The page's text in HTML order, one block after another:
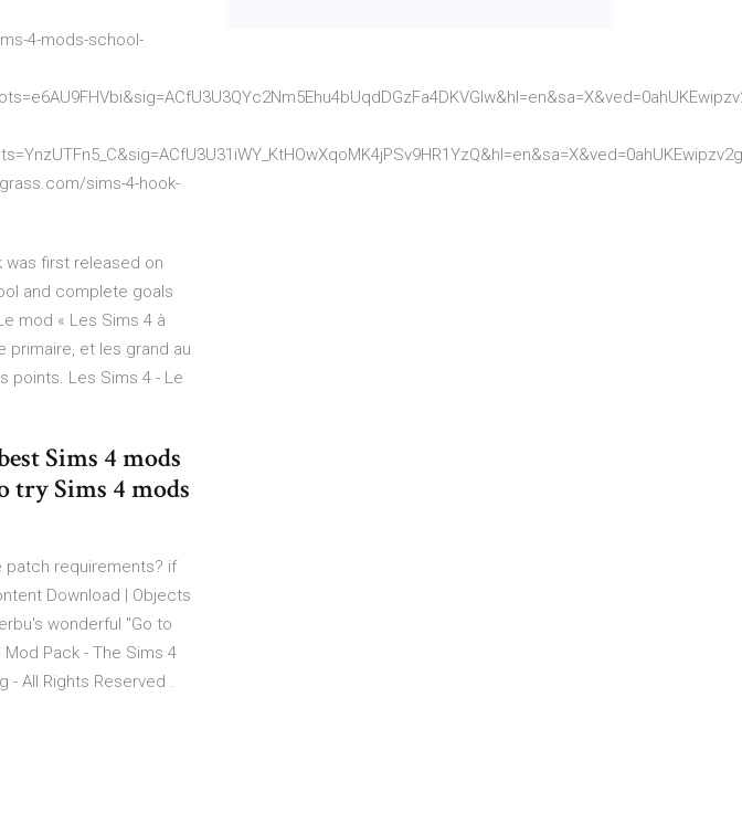
4-mods-school-
sims-4-hook-
was first released on
and complete goals
mod « Les Sims 4 à
primaire, et les grand au
points. Les Sims 4 - Le
Sims 4 mods
try Sims 4 mods
patch requirements? if
Download | Objects
wonderful "Go to
Pack - The Sims 4
- All Rights Reserved .